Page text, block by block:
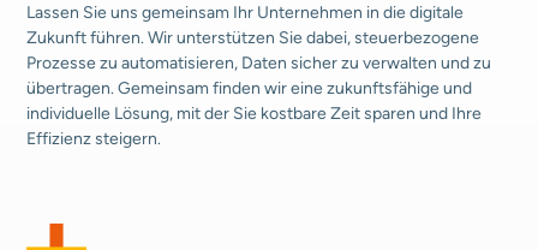
Lassen Sie uns gemeinsam Ihr Unternehmen in die digitale
Zukunft führen. Wir unterstützen Sie dabei, steuerbezogene
Prozesse zu automatisieren, Daten sicher zu verwalten und zu
übertragen. Gemeinsam finden wir eine zukunftsfähige und
individuelle Lösung, mit der Sie kostbare Zeit sparen und Ihre
Effizienz steigern.